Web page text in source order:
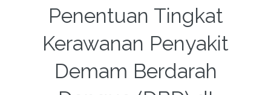
Penentuan Tingkat
Kerawanan Penyakit
Demam Berdarah